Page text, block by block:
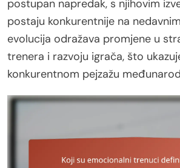
postupan napredak, s njihovim
postaju konkurentnije na
evolucija odražava promjene u
trenera i razvoju igrača, što
konkurentnom pejzažu